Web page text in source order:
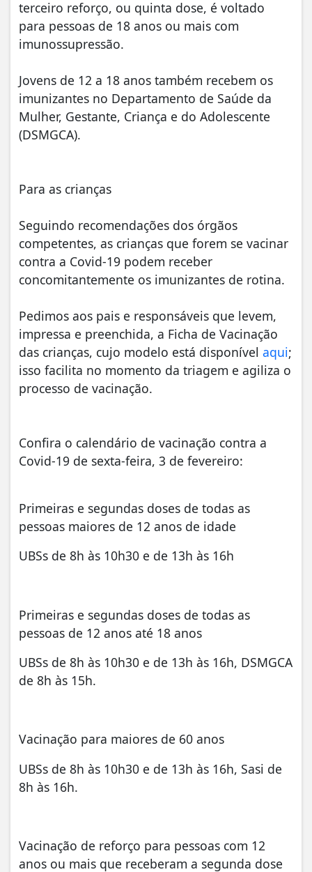
terceiro reforço, ou quinta dose, é voltado
para pessoas de 18 anos ou mais com
imunossupressão.
Jovens de 12 a 18 anos também recebem os
imunizantes no Departamento de Saúde da
Mulher, Gestante, Criança e do Adolescente
(DSMGCA).
Para as crianças
Seguindo recomendações dos órgãos
competentes, as crianças que forem se vacinar
contra a Covid-19 podem receber
concomitantemente os imunizantes de rotina.
Pedimos aos pais e responsáveis que levem,
impressa e preenchida, a Ficha de Vacinação
das crianças, cujo modelo está disponível aqui;
isso facilita no momento da triagem e agiliza o
processo de vacinação.
Confira o calendário de vacinação contra a
Covid-19 de sexta-feira, 3 de fevereiro:
Primeiras e segundas doses de todas as
pessoas maiores de 12 anos de idade
UBSs de 8h às 10h30 e de 13h às 16h
Primeiras e segundas doses de todas as
pessoas de 12 anos até 18 anos
UBSs de 8h às 10h30 e de 13h às 16h, DSMGCA
de 8h às 15h.
Vacinação para maiores de 60 anos
UBSs de 8h às 10h30 e de 13h às 16h, Sasi de
8h às 16h.
Vacinação de reforço para pessoas com 12
anos ou mais que receberam a segunda dose